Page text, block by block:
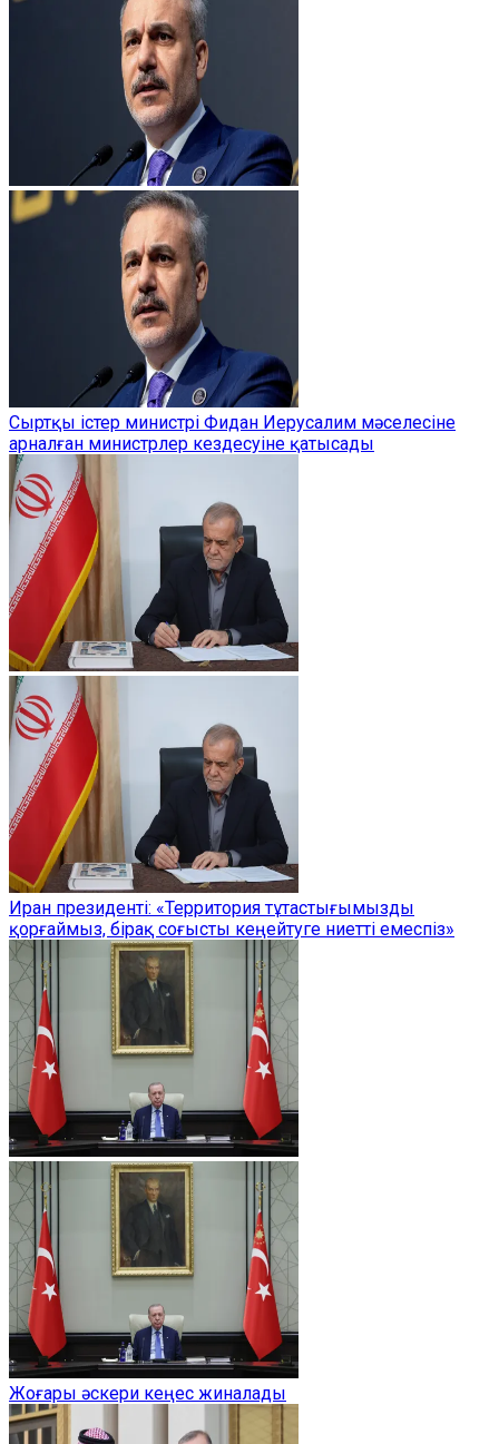
Сыртқы істер министрі Фидан Иерусалим мәселесіне
арналған министрлер кездесуіне қатысады
Иран президенті: «Территория тұтастығымызды
қорғаймыз, бірақ соғысты кеңейтуге ниетті емеспіз»
Жоғары әскери кеңес жиналады